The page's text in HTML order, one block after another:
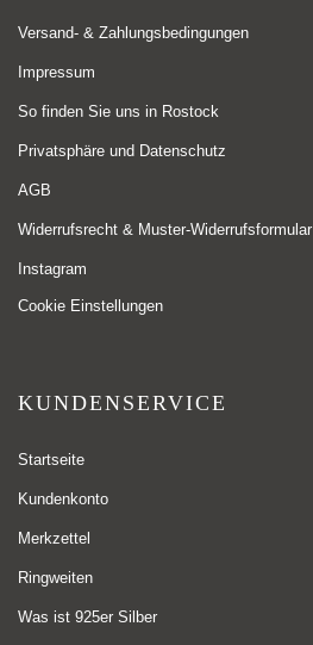
Versand- & Zahlungsbedingungen
Impressum
So finden Sie uns in Rostock
Privatsphäre und Datenschutz
AGB
Widerrufsrecht & Muster-Widerrufsformular
Instagram
Cookie Einstellungen
KUNDENSERVICE
Startseite
Kundenkonto
Merkzettel
Ringweiten
Was ist 925er Silber